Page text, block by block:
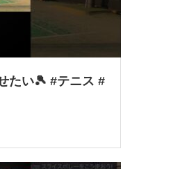
たい🎾 #テニス #